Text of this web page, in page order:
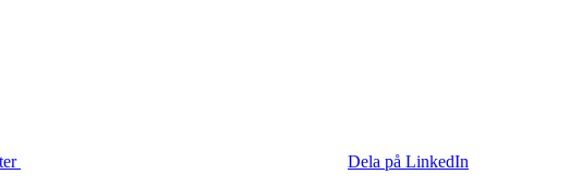
Dela på LinkedIn